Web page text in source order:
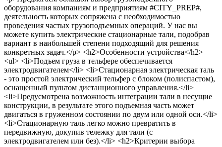
оборудования компаниям и предприятиям #CITY_PREP#,
деятельность которых сопряжена с необходимостью
проведения частых грузоподъемных операций. У нас вы
можете купить электрические стационарные тали, подобрав
вариант в наибольшей степени подходящий для решения
конкретных задач.</p> <h2>Особенности устройства</h2>
<ul> <li>Подъем груза в тельфере обеспечивается
электродвигателем</li> <li>Стационарная электрическая таль
- это простой электрический тельфер с блоком (полиспастом),
оснащенный пультом дистанционного управления.</li>
<li>Предусмотрена возможность интеграции тали в несущие
конструкции, в результате этого подъемная часть может
двигаться в груженном состоянии по двум или одной оси.</li>
<li>Стационарную таль легко можно превратить в
передвижную, докупив тележку для тали (с
электродвигателем или без).</li> <h2>Критерии выбора